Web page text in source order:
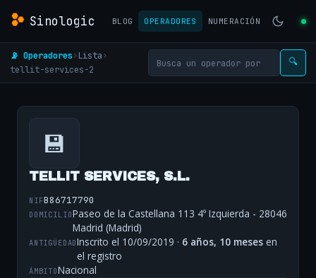
Sinologic BLOG OPERADORES NUMERACIÓN
📡 Operadores› Lista›
tellit-services-2
🔍
💾
TELLIT SERVICES, S.L.
NIFB86717790
DOMICILIOPaseo de la Castellana 113 4º Izquierda - 28046
Madrid (Madrid)
ANTIGÜEDADInscrito el 10/09/2019 · 6 años, 10 meses en
el registro
ÁMBITONacional